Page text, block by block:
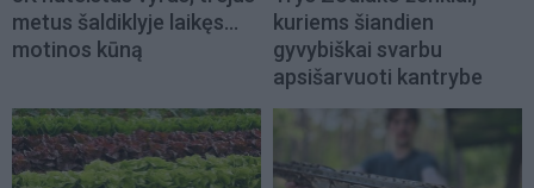
metus šaldiklyje laikęs...
motinos kūną
kuriems šiandien
gyvybiškai svarbu
apsišarvuoti kantrybe